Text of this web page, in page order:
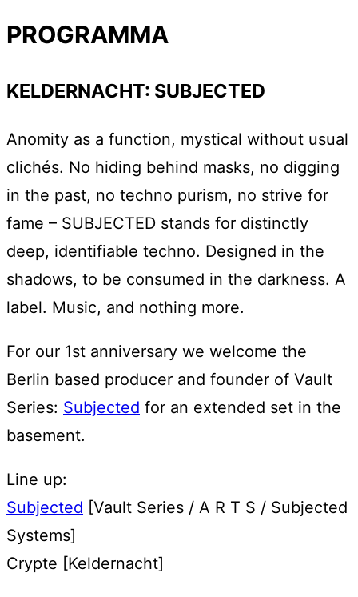
PROGRAMMA
KELDERNACHT: SUBJECTED
Anomity as a function, mystical without usual
clichés. No hiding behind masks, no digging
in the past, no techno purism, no strive for
fame – SUBJECTED stands for distinctly
deep, identifiable techno. Designed in the
shadows, to be consumed in the darkness. A
label. Music, and nothing more.
For our 1st anniversary we welcome the
Berlin based producer and founder of Vault
Series: Subjected for an extended set in the
basement.
Line up:
Subjected [Vault Series / A R T S / Subjected
Systems]
Crypte [Keldernacht]